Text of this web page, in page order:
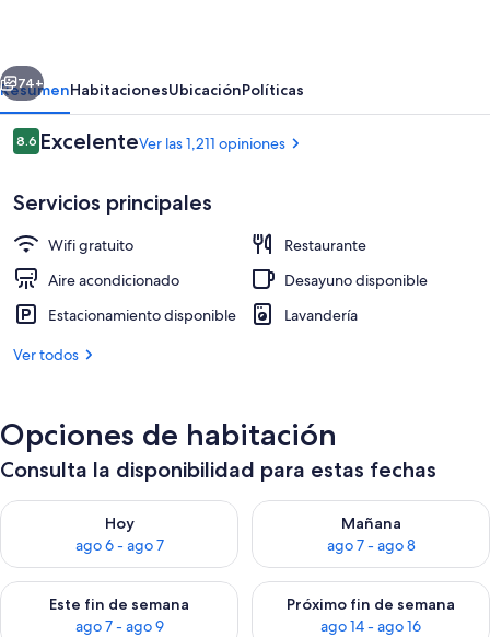
Lobby
Siguiente
74+
ResumenHabitacionesUbicaciónPolíticas
Opiniones
8.68.6 de 10,
ExcelenteVer las 1,211 opiniones
Servicios principales
Wifi gratuito
Restaurante
Aire acondicionado
Desayuno disponible
Estacionamiento disponible
Lavandería
Ver todos
Opciones de habitación
Consulta la disponibilidad para estas fechas
Hoy
ago 6 - ago 7
Consulta la disponibilidad para hoy ago 6 - ago 7
Mañana
ago 7 - ago 8
Consulta la disponibilidad
Este fin de semana
ago 7 - ago 9
Consulta la disponibilidad para este fin de semana ago 7 -
Próximo fin de semana
ago 14 - ago 16
Consulta la disponibilidad